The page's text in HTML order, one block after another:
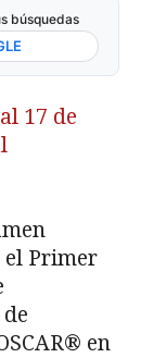
búsquedas
17 de
el Primer
en